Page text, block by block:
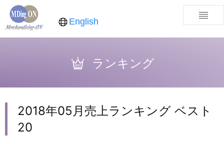
English
ランキング
2018年05月売上ランキング ベスト
20